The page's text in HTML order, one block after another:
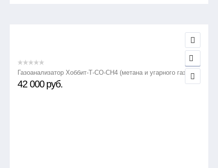
Газоанализатор Хоббит-Т-СО-СН4 (метана и угарного газа)
42 000 руб.